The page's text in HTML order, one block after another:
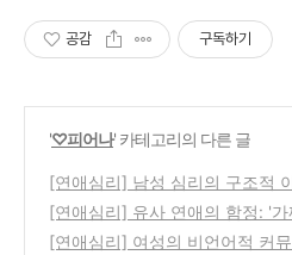
공감 구독하기
'♡피어나' 카테고리의 다른 글
[연애심리] 남성 심리의 구조적
향적 사고와 정서적 동굴 현상
(0)
[연애심리] 유사 연애의 함정: '가
이는 남성의 보상 심리와 방어기
[연애심리] 여성의 비언어적 커